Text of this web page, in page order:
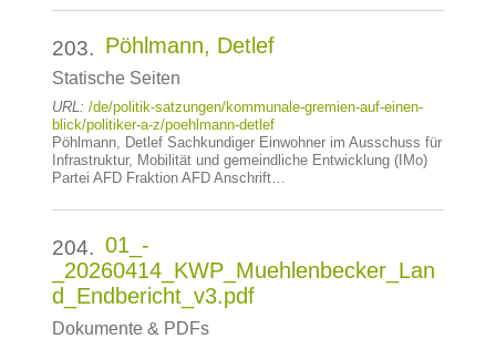
203. Pöhlmann, Detlef
Statische Seiten
URL: /de/politik-satzungen/kommunale-gremien-auf-einen-
blick/politiker-a-z/poehlmann-detlef
Pöhlmann, Detlef Sachkundiger Einwohner im Ausschuss für
Infrastruktur, Mobilität und gemeindliche Entwicklung (IMo)
Partei AFD Fraktion AFD Anschrift…
204. 01_-
_20260414_KWP_Muehlenbecker_Lan
d_Endbericht_v3.pdf
Dokumente & PDFs